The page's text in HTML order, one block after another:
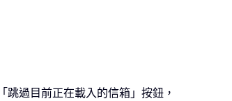
過目前正在載入的信箱」按鈕，